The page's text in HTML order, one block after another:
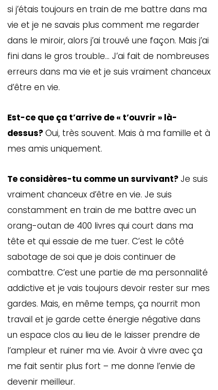
si j’étais toujours en train de me battre dans ma
vie et je ne savais plus comment me regarder
dans le miroir, alors j’ai trouvé une façon. Mais j’ai
fini dans le gros trouble… J’ai fait de nombreuses
erreurs dans ma vie et je suis vraiment chanceux
d’être en vie.
Est-ce que ça t’arrive de « t’ouvrir » là-
dessus? Oui, très souvent. Mais à ma famille et à
mes amis uniquement.
Te considères-tu comme un survivant? Je suis
vraiment chanceux d’être en vie. Je suis
constamment en train de me battre avec un
orang-outan de 400 livres qui court dans ma
tête et qui essaie de me tuer. C’est le côté
sabotage de soi que je dois continuer de
combattre. C’est une partie de ma personnalité
addictive et je vais toujours devoir rester sur mes
gardes. Mais, en même temps, ça nourrit mon
travail et je garde cette énergie négative dans
un espace clos au lieu de le laisser prendre de
l’ampleur et ruiner ma vie. Avoir à vivre avec ça
me fait sentir plus fort – me donne l’envie de
devenir meilleur.